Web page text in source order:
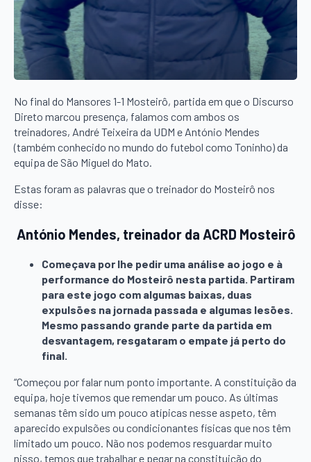
No final do Mansores 1-1 Mosteirô, partida em que o Discurso
Direto marcou presença, falamos com ambos os
treinadores, André Teixeira da UDM e António Mendes
(também conhecido no mundo do futebol como Toninho) da
equipa de São Miguel do Mato.
Estas foram as palavras que o treinador do Mosteirô nos
disse:
António Mendes, treinador da ACRD Mosteirô
Começava por lhe pedir uma análise ao jogo e à
performance do Mosteirô nesta partida. Partiram
para este jogo com algumas baixas, duas
expulsões na jornada passada e algumas lesões.
Mesmo passando grande parte da partida em
desvantagem, resgataram o empate já perto do
final.
“Começou por falar num ponto importante. A constituição da
equipa, hoje tivemos que remendar um pouco. As últimas
semanas têm sido um pouco atípicas nesse aspeto, têm
aparecido expulsões ou condicionantes físicas que nos têm
limitado um pouco. Não nos podemos resguardar muito
nisso, temos que trabalhar e pegar na constituição do